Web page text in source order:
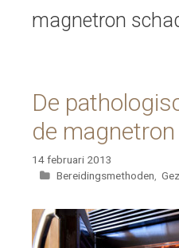
magnetron
De
de magnetron
14 februari 2013
Categorieën
Bereidingsmethoden,